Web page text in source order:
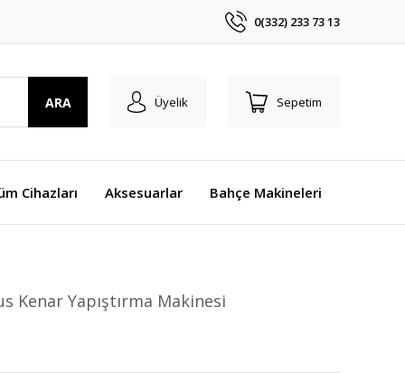
0(332) 233 73 13
ARA Üyelik Sepetim
Cihazları Aksesuarlar Bahçe Makineleri
Kenar Yapıştırma Makinesi